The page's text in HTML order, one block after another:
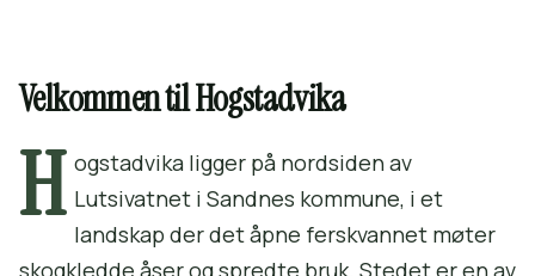
Velkommen til Hogstadvika
H ogstadvika ligger på nordsiden av
Lutsivatnet i Sandnes kommune, i et
landskap der det åpne ferskvannet møter
skogkledde åser og spredte bruk. Stedet er en av